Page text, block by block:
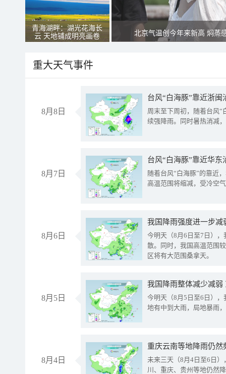
青海湖畔：湖光花海长
云 天地铺成明亮画卷
北京气温创今年来新高 焖蒸
重大天气事件
8月8日
台风“白海豚”靠近浙
周末至下周初，随着台风“
续强降雨。同时暑热消减
8月7日
台风“白海豚”靠近华
随着台风“白海豚”的靠近
高温范围将缩减，受冷空
8月6日
今明天（8月6日至7日）
散。同时，我国高温范围
区将有大范围桑拿天。
8月5日
我国降雨整体减少减弱
今明天（8月5日至6日）
地有中到大雨，局地暴雨
8月4日
重庆云南等地降雨仍然
未来三天（8月4日至6日
川、重庆、贵州等地仍然